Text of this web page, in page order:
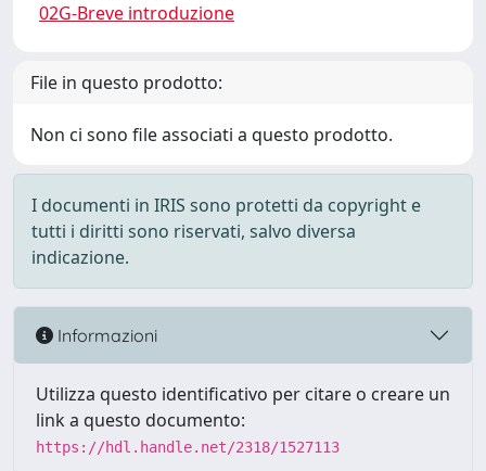
02G-Breve introduzione
File in questo prodotto:
Non ci sono file associati a questo prodotto.
I documenti in IRIS sono protetti da copyright e
tutti i diritti sono riservati, salvo diversa
indicazione.
Informazioni
Utilizza questo identificativo per citare o creare un
link a questo documento:
https://hdl.handle.net/2318/1527113